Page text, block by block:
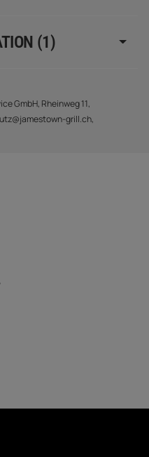
(1)
GmbH, Rheinweg 11,
grill.ch,